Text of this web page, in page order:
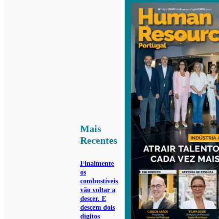
Mais
Recentes
Finalmente
os
combustíveis
vão voltar a
descer. E
descem dois
dígitos